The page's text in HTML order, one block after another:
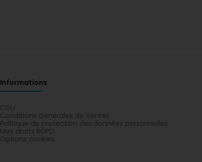
Informations
CGU
Conditions Générales de Ventes
Politique de protection des données personnelles
Mes droits RGPD
Options cookies